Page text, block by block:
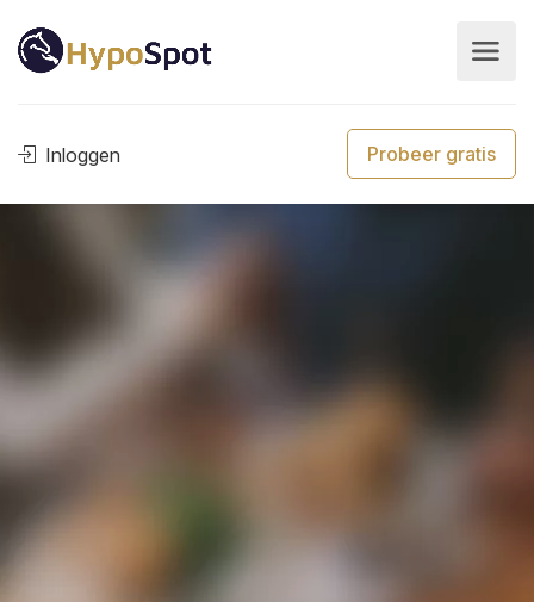
Inloggen Probeer gratis